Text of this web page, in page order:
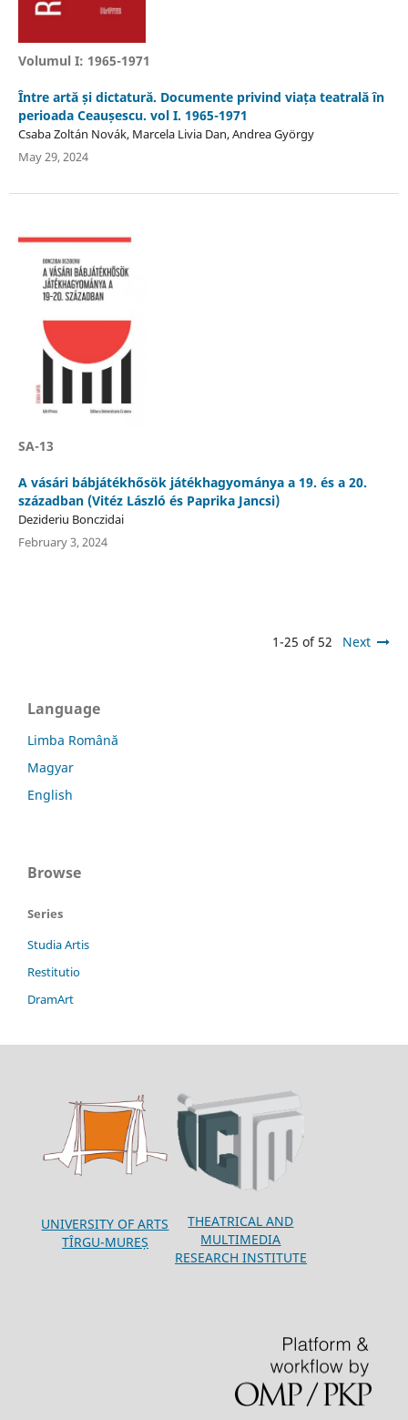
Volumul I: 1965-1971
Între artă și dictatură. Documente privind viața teatrală în
perioada Ceaușescu. vol I. 1965-1971
Csaba Zoltán Novák, Marcela Livia Dan, Andrea György
May 29, 2024
SA-13
A vásári bábjátékhősök játékhagyománya a 19. és a 20.
században (Vitéz László és Paprika Jancsi)
Dezideriu Bonczidai
February 3, 2024
1-25 of 52 Next
Language
Limba Română
Magyar
English
Browse
Series
Studia Artis
Restitutio
DramArt
UNIVERSITY OF ARTS
TÎRGU-MUREȘ
THEATRICAL AND
MULTIMEDIA
RESEARCH INSTITUTE